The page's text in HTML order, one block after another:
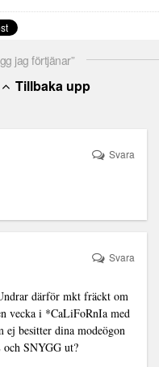
jag förtjänar”
Tillbaka upp
Svara
därför mkt fräckt om
vecka i *CaLiFoRnIa med
besitter dina modeögon
SNYGG ut?
Svara